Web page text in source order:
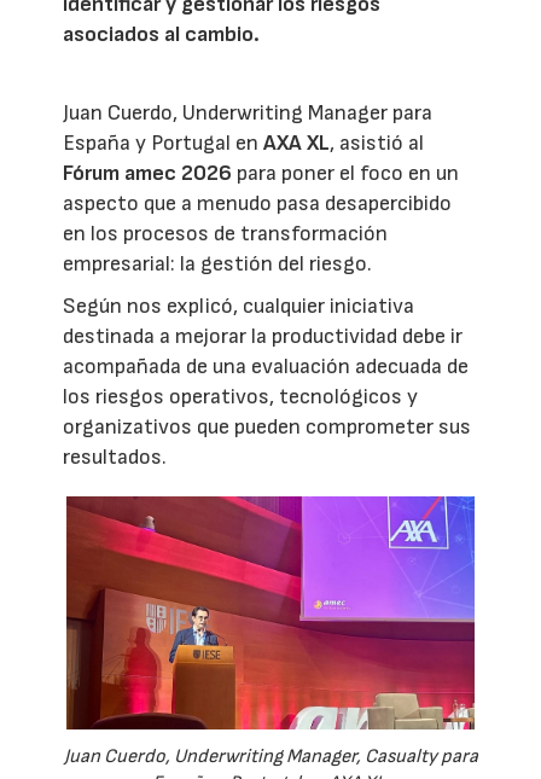
asociados al cambio.
Juan Cuerdo, Underwriting Manager para
España y Portugal enAXA XL, asistió al
Fórum amec 2026 para poner el foco en un
aspecto que a menudo pasa desapercibido
en los procesos de transformación
empresarial: la gestión del riesgo.
Según nos explicó, cualquier iniciativa
destinada a mejorar la productividad debe ir
acompañada de una evaluación adecuada de
los riesgos operativos, tecnológicos y
organizativos que pueden comprometer sus
resultados.
Juan Cuerdo, Underwriting Manager, Casualty para